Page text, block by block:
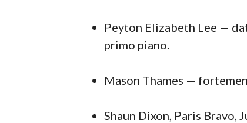
Peyton Elizabeth Lee —
primo piano.
Mason Thames —
Shaun Dixon, Paris Bravo,